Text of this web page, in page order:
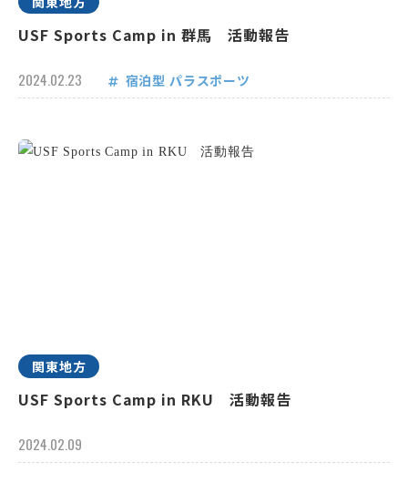
USF Sports Camp in 群馬 活動報告
2024.02.23 宿泊型 パラスポーツ
関東地方
USF Sports Camp in RKU 活動報告
2024.02.09